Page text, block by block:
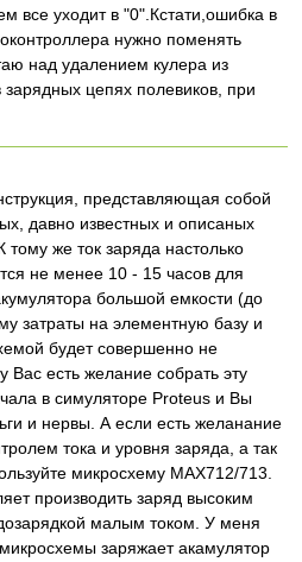
все уходит в "0".Кстати,ошибка в
нужно поменять
над удалением кулера из
цепях полевиков, при
представляющая собой
давно известных и описаных
тому же ток заряда настолько
не менее 10 - 15 часов для
большой емкости (до
затраты на элементную базу и
будет совершенно не
Вас есть желание собрать эту
в симуляторе Proteus и Вы
и нервы. А если есть желанание
тока и уровня заряда, а так
микросхему MAX712/713.
производить заряд высоким
малым током. У меня
заряжает акамулятор